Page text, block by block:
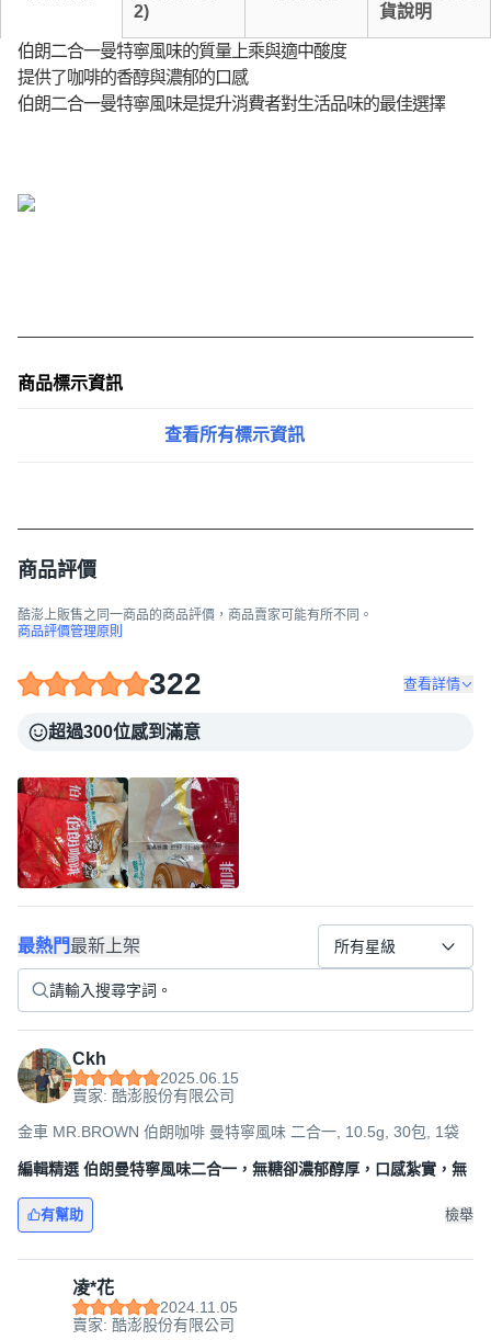
2)
貨說明
伯朗二合一曼特寧風味的質量上乘與適中酸度
提供了咖啡的香醇與濃郁的口感
伯朗二合一曼特寧風味是提升消費者對生活品味的最佳選擇
商品標示資訊
查看所有標示資訊
商品評價
酷澎上販售之同一商品的商品評價，商品賣家可能有所不同。
商品評價管理原則
322 查看詳情
超過300位感到滿意
最熱門最新上架 所有星級
Ckh
2025.06.15
賣家: 酷澎股份有限公司
金車 MR.BROWN 伯朗咖啡 曼特寧風味 二合一, 10.5g, 30包, 1袋
編輯精選 伯朗曼特寧風味二合一，無糖卻濃郁醇厚，口感紮實，無
有幫助 檢舉
凌*花
2024.11.05
賣家: 酷澎股份有限公司